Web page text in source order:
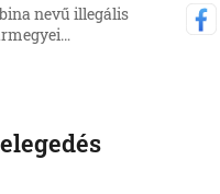
nevű illegális